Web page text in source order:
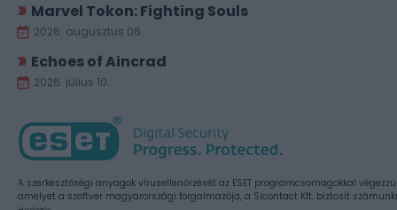
Marvel Tokon: Fighting Souls
2026. augusztus 06.
Echoes of Aincrad
2026. július 10.
A szerkesztőségi anyagok vírusellenőrzését az ESET programcsomagokkal
amelyet a szoftver magyarországi forgalmazója, a Sicontact Kft. biztosít